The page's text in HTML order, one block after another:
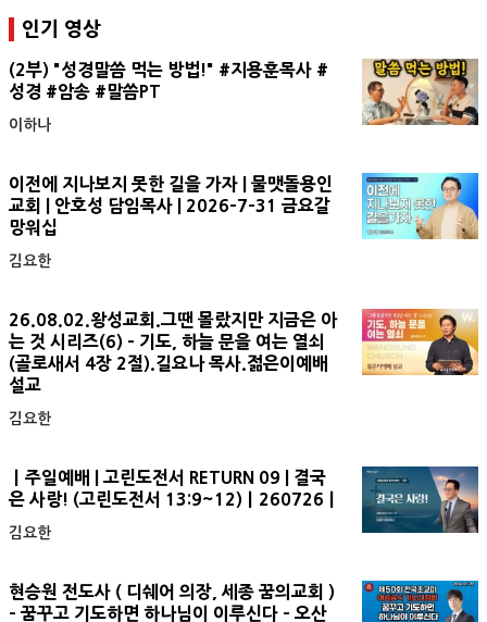
인기 영상
(2부) "성경말씀 먹는 방법!" #지용훈목사 #
성경 #암송 #말씀PT
이하나
이전에 지나보지 못한 길을 가자 | 물맷돌용인
교회 | 안호성 담임목사 | 2026-7-31 금요갈
망워십
김요한
26.08.02.왕성교회.그땐 몰랐지만 지금은 아
는 것 시리즈(6) - 기도, 하늘 문을 여는 열쇠
(골로새서 4장 2절).길요나 목사.젊은이예배
설교
김요한
ㅣ주일예배 | 고린도전서 RETURN 09 | 결국
은 사랑! (고린도전서 13:9~12)ㅣ260726ㅣ
김요한
현승원 전도사 ( 디쉐어 의장, 세종 꿈의교회 )
- 꿈꾸고 기도하면 하나님이 이루신다 - 오산